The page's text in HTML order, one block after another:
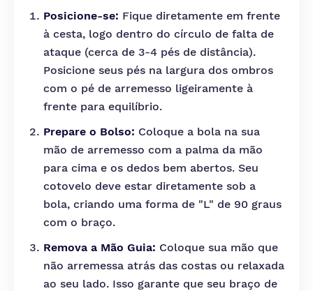
Posicione-se: Fique diretamente em frente
à cesta, logo dentro do círculo de falta de
ataque (cerca de 3-4 pés de distância).
Posicione seus pés na largura dos ombros
com o pé de arremesso ligeiramente à
frente para equilíbrio.
Prepare o Bolso: Coloque a bola na sua
mão de arremesso com a palma da mão
para cima e os dedos bem abertos. Seu
cotovelo deve estar diretamente sob a
bola, criando uma forma de "L" de 90 graus
com o braço.
Remova a Mão Guia: Coloque sua mão que
não arremessa atrás das costas ou relaxada
ao seu lado. Isso garante que seu braço de